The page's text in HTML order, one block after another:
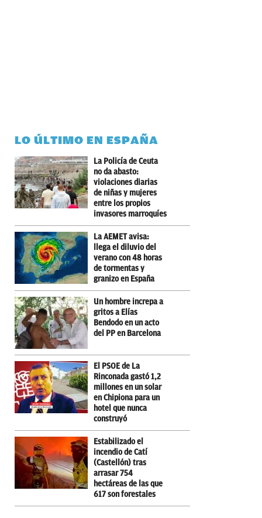
LO ÚLTIMO EN ESPAÑA
La Policía de Ceuta
no da abasto:
violaciones diarias
de niñas y mujeres
entre los propios
invasores marroquíes
La AEMET avisa:
llega el diluvio del
verano con 48 horas
de tormentas y
granizo en España
Un hombre increpa a
gritos a Elías
Bendodo en un acto
del PP en Barcelona
El PSOE de La
Rinconada gastó 1,2
millones en un solar
en Chipiona para un
hotel que nunca
construyó
Estabilizado el
incendio de Catí
(Castellón) tras
arrasar 754
hectáreas de las que
617 son forestales